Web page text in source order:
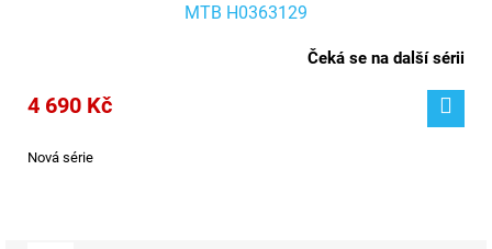
MTB H0363129
Čeká se na další sérii
4 690 Kč
Nová série